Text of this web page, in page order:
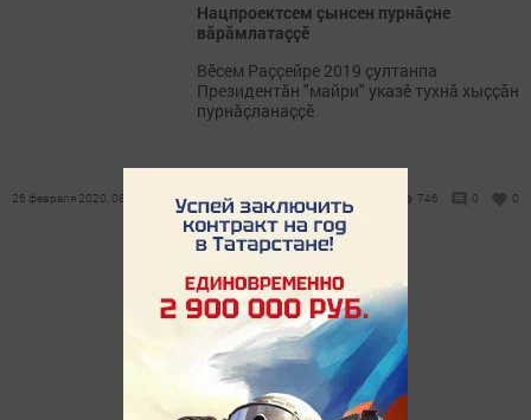
Нацпроектсем ҫынсен пурнӑҫне
вӑрӑмлатаҫҫӗ
Вӗсем Раҫҫейре 2019 ҫултанпа
Президентӑн "майри" указӗ тухнӑ хыҫҫӑн
пурнӑҫланаҫҫӗ
26 февраля 2020, 08:38 746 0 0